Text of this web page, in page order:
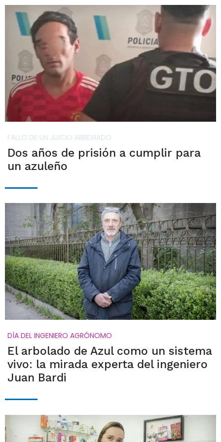
FALLO DE UN JUICIO ABREVIADO
Dos años de prisión a cumplir para
un azuleño
DÍA DEL INGENIERO AGRÓNOMO
El arbolado de Azul como un sistema
vivo: la mirada experta del ingeniero
Juan Bardi